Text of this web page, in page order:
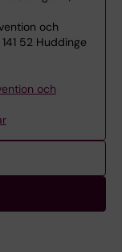
och
52 Huddinge
och